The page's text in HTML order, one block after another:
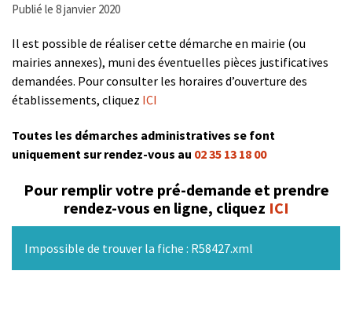
Publié le 8 janvier 2020
Il est possible de réaliser cette démarche en mairie (ou
mairies annexes), muni des éventuelles pièces justificatives
demandées. Pour consulter les horaires d’ouverture des
établissements, cliquez ICI
Toutes les démarches administratives se font
uniquement sur rendez-vous au 02 35 13 18 00
Pour remplir votre pré-demande et prendre
rendez-vous en ligne, cliquez ICI
Impossible de trouver la fiche : R58427.xml